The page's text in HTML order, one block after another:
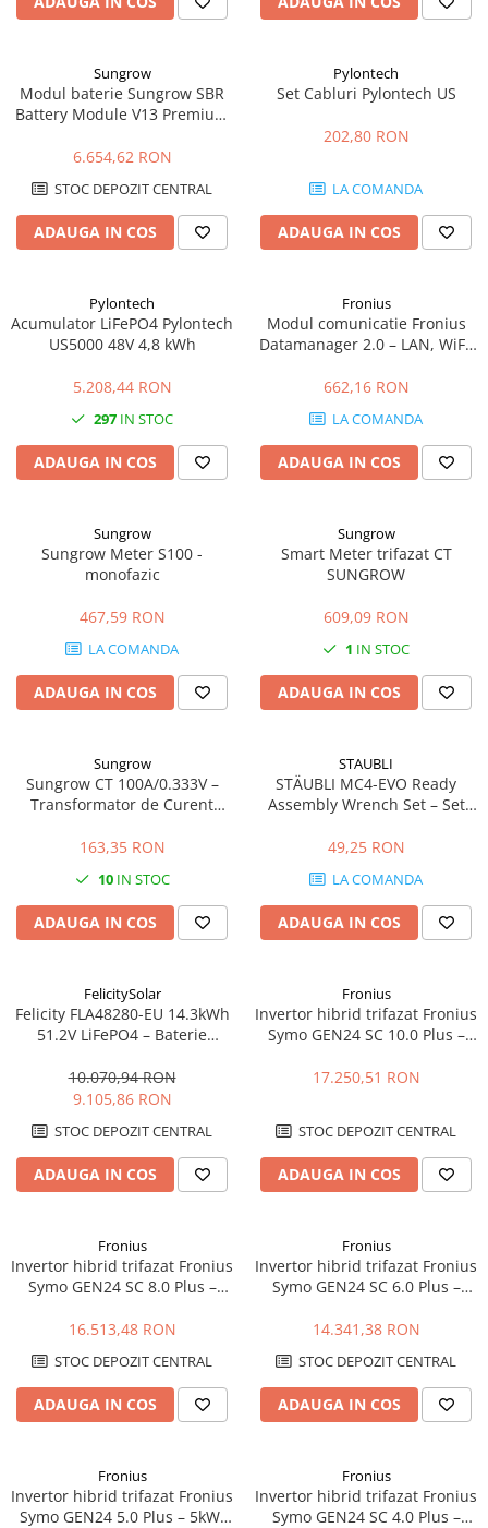
Sungrow
Modul baterie Sungrow SBR
Battery Module V13 Premium
6.654,62 RON
STOC DEPOZIT CENTRAL
ADAUGA IN COS
Pylontech
Set Cabluri Pylontech US
202,80 RON
LA COMANDA
ADAUGA IN COS
Pylontech
Acumulator LiFePO4 Pylontech
US5000 48V 4,8 kWh
5.208,44 RON
297 IN STOC
ADAUGA IN COS
Fronius
Modul comunicatie Fronius
Datamanager 2.0 – LAN, WiFi,
662,16 RON
LA COMANDA
ADAUGA IN COS
Sungrow
Sungrow Meter S100 -
monofazic
467,59 RON
LA COMANDA
ADAUGA IN COS
Sungrow
Smart Meter trifazat CT
SUNGROW
609,09 RON
1 IN STOC
ADAUGA IN COS
Sungrow
Sungrow CT 100A/0.333V –
Transformator de Curent
163,35 RON
10IN STOC
ADAUGA IN COS
STAUBLI
STÄUBLI MC4-EVO Ready
Assembly Wrench Set – Set
Conectori Fotovoltaici MC4 și
49,25 RON
LA COMANDA
ADAUGA IN COS
FelicitySolar
Felicity FLA48280-EU 14.3kWh
51.2V LiFePO4 – Baterie
Scalabilă
10.070,94 RON
9.105,86 RON
STOC DEPOZIT CENTRAL
ADAUGA IN COS
Fronius
Invertor hibrid trifazat Fronius
Symo GEN24 SC 10.0 Plus –
98.3%
17.250,51 RON
STOC DEPOZIT CENTRAL
ADAUGA IN COS
Fronius
Invertor hibrid trifazat Fronius
Symo GEN24 SC 8.0 Plus –
98.3%
16.513,48 RON
STOC DEPOZIT CENTRAL
ADAUGA IN COS
Fronius
Invertor hibrid trifazat Fronius
Symo GEN24 SC 6.0 Plus –
98.3%
14.341,38 RON
STOC DEPOZIT CENTRAL
ADAUGA IN COS
Fronius
Invertor hibrid trifazat Fronius
Symo GEN24 5.0 Plus – 5kW,
Fronius
Invertor hibrid trifazat Fronius
Symo GEN24 SC 4.0 Plus –